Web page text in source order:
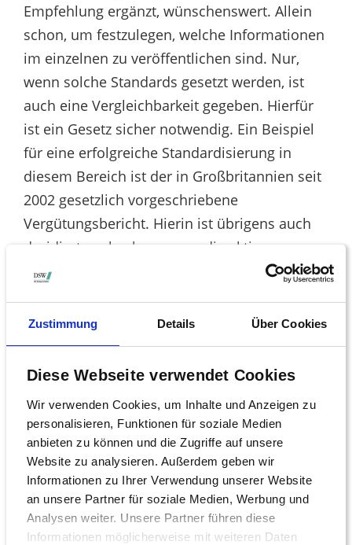
Zustimmung Details Über Cookies
Diese Webseite verwendet Cookies
Wir verwenden Cookies, um Inhalte und Anzeigen zu
personalisieren, Funktionen für soziale Medien
anbieten zu können und die Zugriffe auf unsere
Website zu analysieren. Außerdem geben wir
Informationen zu Ihrer Verwendung unserer Website
an unsere Partner für soziale Medien, Werbung und
Analysen weiter. Unsere Partner führen diese
Informationen möglicherweise mit weiteren Daten
Empfehlung ergänzt, wünschenswert. Allein
schon, um festzulegen, welche Informationen
im einzelnen zu veröffentlichen sind. Nur,
wenn solche Standards gesetzt werden, ist
auch eine Vergleichbarkeit gegeben. Hierfür
ist ein Gesetz sicher notwendig. Ein Beispiel
für eine erfolgreiche Standardisierung in
diesem Bereich ist der in Großbritannien seit
2002 gesetzlich vorgeschriebene
Vergütungsbericht. Hierin ist übrigens auch
dezidiert nachzulesen, was die aktiven
Vorstände an Pensionsanwartschaften
Gehaltsbestandteil liegt in Deutschland, auch
bei den Unternehmen, die die
Vorstandsgehälter individualisiert
kann nicht so bleiben. Man sollte nicht
vergessen, dass gerade für Manager, die
länger als eine Amtszeit im Unternehmen
sind, hier ganz erkleckliche Summen
zusammenkommen. Nach einer
Legislaturperiode liegt die Anwartschaft in der